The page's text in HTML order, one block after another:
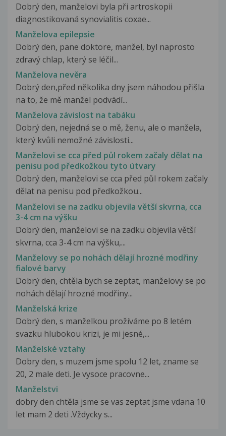
Dobrý den, manželovi byla při artroskopii
diagnostikovaná synovialitis coxae...
Manželova epilepsie
Dobrý den, pane doktore, manžel, byl naprosto
zdravý chlap, který se léčil...
Manželova nevěra
Dobrý den,před několika dny jsem náhodou přišla
na to, že mě manžel podvádí...
Manželova závislost na tabáku
Dobrý den, nejedná se o mě, ženu, ale o manžela,
který kvůli nemožné závislosti...
Manželovi se cca před půl rokem začaly dělat na
penisu pod předkožkou tyto útvary
Dobrý den, manželovi se cca před půl rokem začaly
dělat na penisu pod předkožkou...
Manželovi se na zadku objevila větší skvrna, cca
3-4 cm na výšku
Dobrý den, manželovi se na zadku objevila větší
skvrna, cca 3-4 cm na výšku,...
Manželovy se po nohách dělají hrozné modřiny
fialové barvy
Dobrý den, chtěla bych se zeptat, manželovy se po
nohách dělají hrozné modřiny...
Manželská krize
Dobrý den, s manželkou prožíváme po 8 letém
svazku hlubokou krizi, je mi jesné,...
Manželské vztahy
Dobry den, s muzem jsme spolu 12 let, zname se
20, 2 male deti. Je vysoce pracovne...
Manželstvi
dobry den chtěla jsme se vas zeptat jsme vdana 10
let mam 2 deti .Vždycky s...